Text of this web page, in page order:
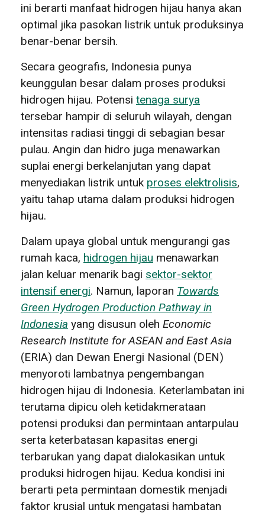
ini berarti manfaat hidrogen hijau hanya akan
optimal jika pasokan listrik untuk produksinya
benar-benar bersih.
Secara geografis, Indonesia punya
keunggulan besar dalam proses produksi
hidrogen hijau. Potensi tenaga surya
tersebar hampir di seluruh wilayah, dengan
intensitas radiasi tinggi di sebagian besar
pulau. Angin dan hidro juga menawarkan
suplai energi berkelanjutan yang dapat
menyediakan listrik untuk proses elektrolisis,
yaitu tahap utama dalam produksi hidrogen
hijau.
Dalam upaya global untuk mengurangi gas
rumah kaca, hidrogen hijau menawarkan
jalan keluar menarik bagi sektor-sektor
intensif energi. Namun, laporan Towards
Green Hydrogen Production Pathway in
Indonesia yang disusun oleh Economic
Research Institute for ASEAN and East Asia
(ERIA) dan Dewan Energi Nasional (DEN)
menyoroti lambatnya pengembangan
hidrogen hijau di Indonesia. Keterlambatan ini
terutama dipicu oleh ketidakmerataan
potensi produksi dan permintaan antarpulau
serta keterbatasan kapasitas energi
terbarukan yang dapat dialokasikan untuk
produksi hidrogen hijau. Kedua kondisi ini
berarti peta permintaan domestik menjadi
faktor krusial untuk mengatasi hambatan